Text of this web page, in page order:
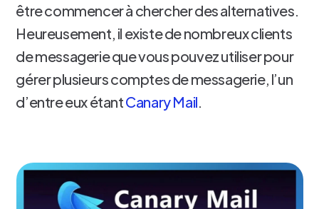
être commencer à chercher des alternatives.
Heureusement, il existe de nombreux clients
de messagerie que vous pouvez utiliser pour
gérer plusieurs comptes de messagerie, l’un
d’entre eux étantCanary Mail.